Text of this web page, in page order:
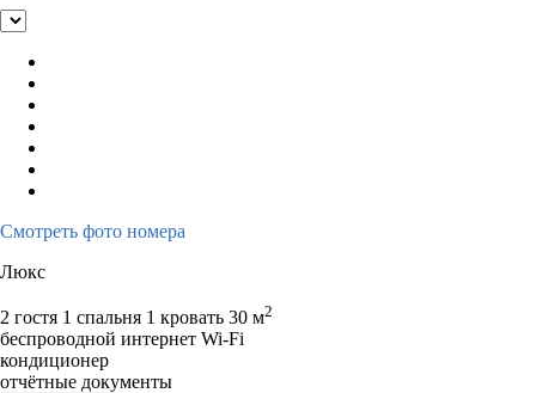
Смотреть фото номера
Люкс
2 гостя 1 спальня 1 кровать 30 м2
беспроводной интернет Wi-Fi
кондиционер
отчётные документы